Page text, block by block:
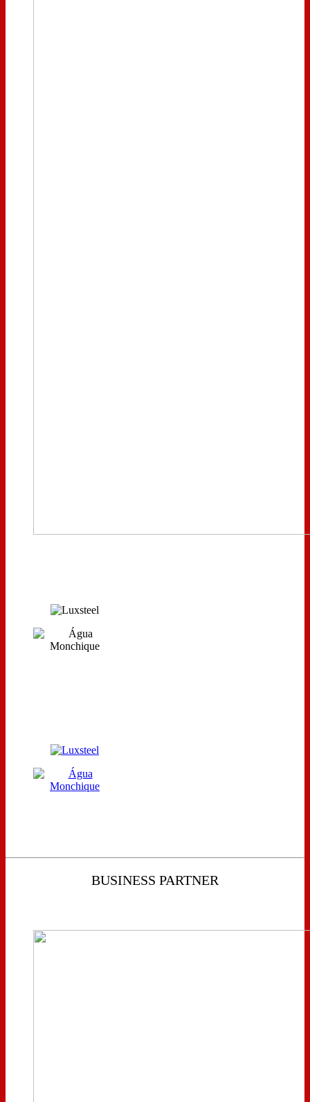
BUSINESS PARTNER